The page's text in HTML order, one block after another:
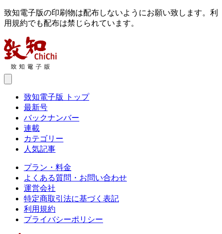
致知電子版の印刷物は配布しないようにお願い致します。利
用規約でも配布は禁じられています。
致知電子版 トップ
最新号
バックナンバー
連載
カテゴリー
人気記事
プラン・料金
よくある質問・お問い合わせ
運営会社
特定商取引法に基づく表記
利用規約
プライバシーポリシー